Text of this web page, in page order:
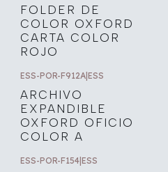
FOLDER DE
COLOR OXFORD
CARTA COLOR
ROJO
ESS-POR-F912A ESS
ARCHIVO
EXPANDIBLE
OXFORD OFICIO
COLOR A
ESS-POR-F154 ESS